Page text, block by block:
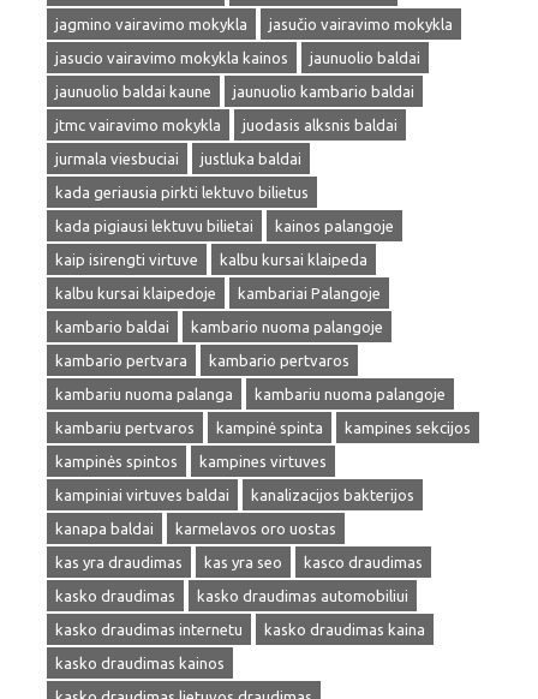
jagmino vairavimo mokykla
jasučio vairavimo mokykla
jasucio vairavimo mokykla kainos
jaunuolio baldai
jaunuolio baldai kaune
jaunuolio kambario baldai
jtmc vairavimo mokykla
juodasis alksnis baldai
jurmala viesbuciai
justluka baldai
kada geriausia pirkti lektuvo bilietus
kada pigiausi lektuvu bilietai
kainos palangoje
kaip isirengti virtuve
kalbu kursai klaipeda
kalbu kursai klaipedoje
kambariai Palangoje
kambario baldai
kambario nuoma palangoje
kambario pertvara
kambario pertvaros
kambariu nuoma palanga
kambariu nuoma palangoje
kambariu pertvaros
kampinė spinta
kampines sekcijos
kampinės spintos
kampines virtuves
kampiniai virtuves baldai
kanalizacijos bakterijos
kanapa baldai
karmelavos oro uostas
kas yra draudimas
kas yra seo
kasco draudimas
kasko draudimas
kasko draudimas automobiliui
kasko draudimas internetu
kasko draudimas kaina
kasko draudimas kainos